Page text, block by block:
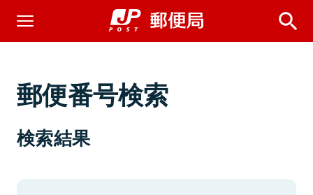
郵便番号検索
検索結果